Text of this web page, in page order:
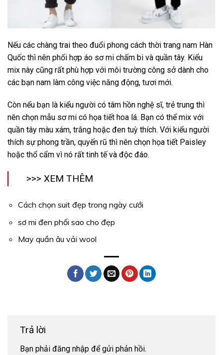
Nếu các chàng trai theo đuổi phong cách thời trang nam Hàn
Quốc thì nên phối hợp áo sơ mi chấm bi và quần tây. Kiểu
mix này cũng rất phù hợp với môi trường công sở dành cho
các bạn nam làm công việc năng động, tươi mới.
Còn nếu bạn là kiểu người có tâm hồn nghệ sĩ, trẻ trung thì
nên chọn mẫu sơ mi có họa tiết hoa lá. Bạn có thể mix với
quần tây màu xám, trắng hoặc đen tuỳ thích. Với kiểu người
thích sự phong trần, quyến rũ thì nên chọn họa tiết Paisley
hoặc thổ cẩm vì nó rất tinh tế và độc đáo.
>>> XEM THÊM
Cách chọn suit đẹp trong ngày cưới
sơ mi đen phối sao cho đẹp
May quần âu vải wool
Trả lời
Bạn phải đăng nhập để gửi phản hồi.